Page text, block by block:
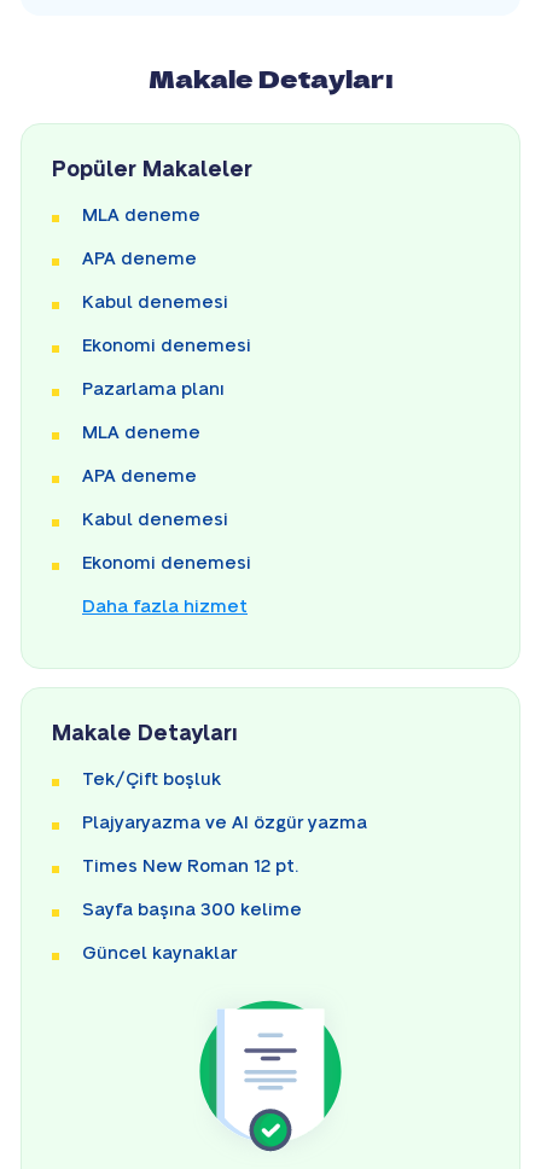
Makale Detayları
Popüler Makaleler
MLA deneme
APA deneme
Kabul denemesi
Ekonomi denemesi
Pazarlama planı
MLA deneme
APA deneme
Kabul denemesi
Ekonomi denemesi
Daha fazla hizmet
Makale Detayları
Tek/Çift boşluk
Plajyaryazma ve AI özgür yazma
Times New Roman 12 pt.
Sayfa başına 300 kelime
Güncel kaynaklar